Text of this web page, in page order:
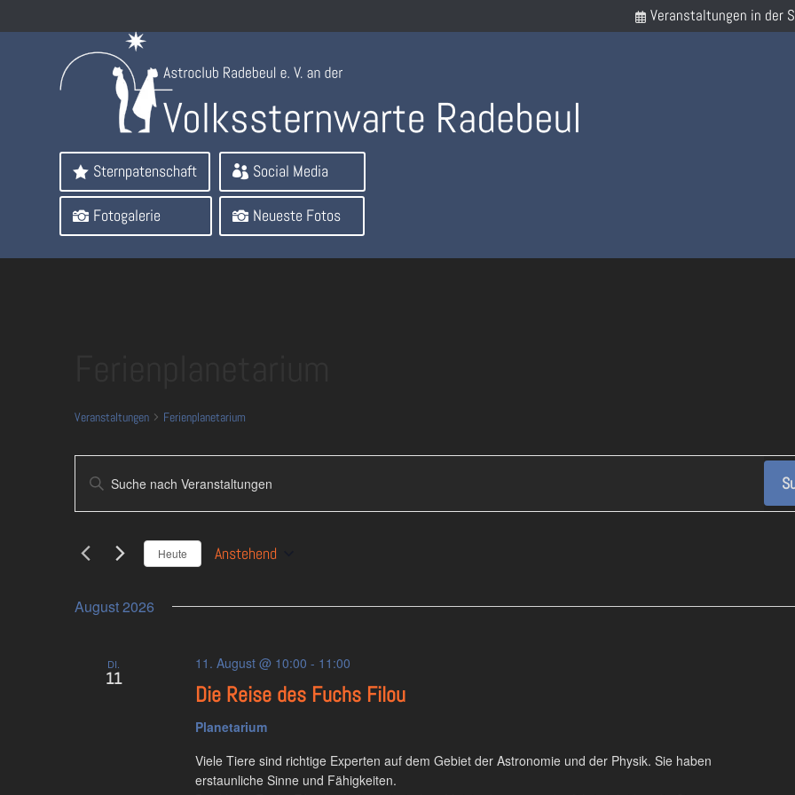
Veranstaltungen in der
Sternpatenschaft
Fotogalerie
Social Media
Neueste Fotos
Veranstaltungen Ferienplanetarium
Veranstaltungen
Suche
und
Ansichten,
Navigation
Bitte
Schlüsselwort
eingeben.
nach
Heute Anstehend
August 2026
DI.
11
11. August @ 10:00 - 11:00
Die Reise des Fuchs Filou
Planetarium
Viele Tiere sind richtige Experten auf dem Gebiet der Astronomie und der Physik. Sie haben
erstaunliche Sinne und Fähigkeiten.